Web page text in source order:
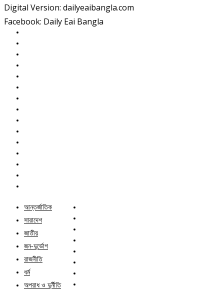
Digital Version: dailyeaibangla.com
Facebook: Daily Eai Bangla
আন্তর্জাতিক
সারাদেশ
জাতীয়
জন-দুর্ভোগ
রাজনীতি
ধর্ম
অপরাধ ও দুর্নীতি